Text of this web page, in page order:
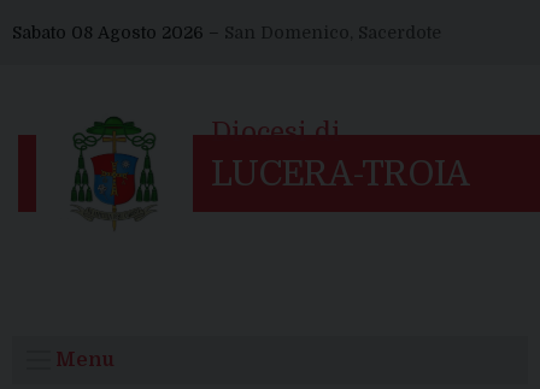
toSabato 08 Agosto 2026 – San Domenico, Sacerdote
Menu